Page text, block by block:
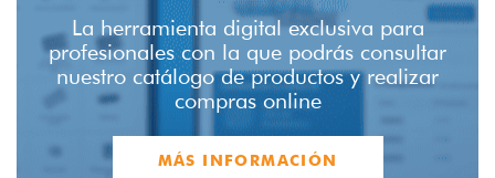
La herramienta digital exclusiva para
profesionales con la que podrás consultar
nuestro catálogo de productos y realizar
compras online
MÁS INFORMACIÓN